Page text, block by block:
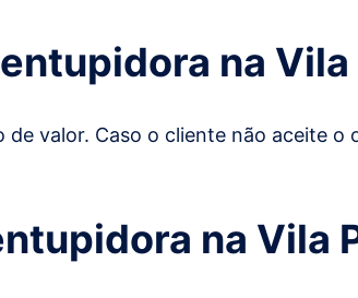
na
valor. Caso o cliente não aceite
na Vila